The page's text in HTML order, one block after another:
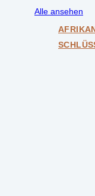
Alle ansehen